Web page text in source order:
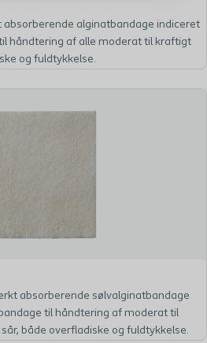
alginatbandage indiceret
håndtering af alle moderat til kraftigt
og fuldtykkelse.
absorberende sølvalginatbandage
til håndtering af moderat til
både overfladiske og fuldtykkelse.